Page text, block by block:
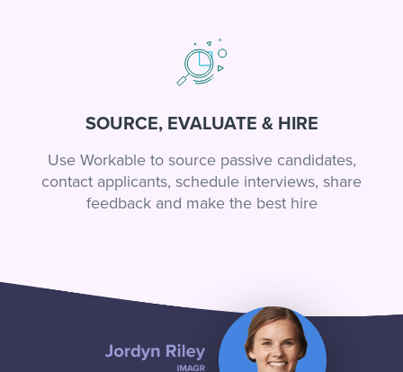
SOURCE, EVALUATE & HIRE
Use Workable to source passive candidates,
contact applicants, schedule interviews, share
feedback and make the best hire